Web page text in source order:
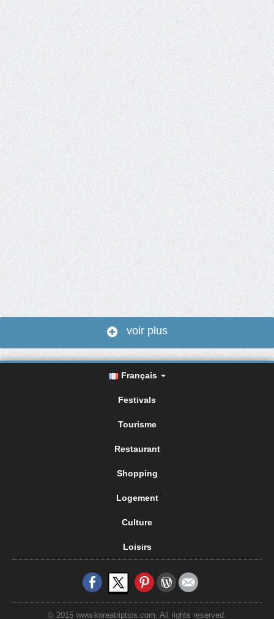
voir plus
Français
Festivals
Tourisme
Restaurant
Shopping
Logement
Culture
Loisirs
© 2015 www.koreatriptips.com. All rights reserved.